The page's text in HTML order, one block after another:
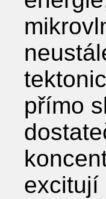
přímo
excitují